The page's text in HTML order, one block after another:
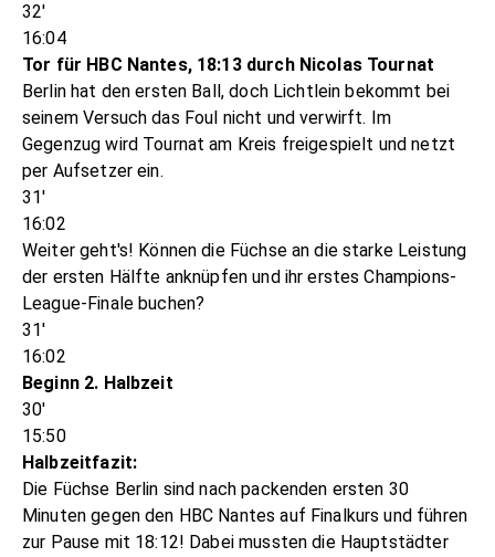
32'
16:04
Tor für HBC Nantes, 18:13 durch Nicolas Tournat
Berlin hat den ersten Ball, doch Lichtlein bekommt bei
seinem Versuch das Foul nicht und verwirft. Im
Gegenzug wird Tournat am Kreis freigespielt und netzt
per Aufsetzer ein.
31'
16:02
Weiter geht's! Können die Füchse an die starke Leistung
der ersten Hälfte anknüpfen und ihr erstes Champions-
League-Finale buchen?
31'
16:02
Beginn 2. Halbzeit
30'
15:50
Halbzeitfazit:
Die Füchse Berlin sind nach packenden ersten 30
Minuten gegen den HBC Nantes auf Finalkurs und führen
zur Pause mit 18:12! Dabei mussten die Hauptstädter